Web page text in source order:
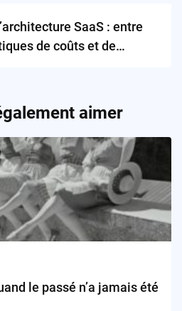
SaaS : entre
de coûts et de
aimer
le passé n’a jamais été